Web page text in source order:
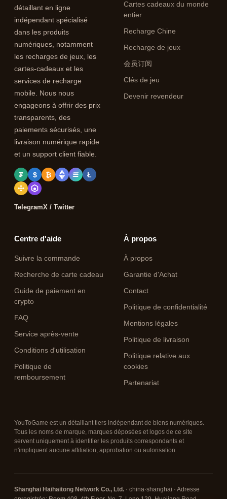
détaillant en ligne
indépendant spécialisé
dans les produits
numériques, notamment
les recharges de jeux, les
cartes-cadeaux et les
services de recharge
mobile. Nous nous
engageons à offrir des prix
transparents, des
paiements sécurisés, une
livraison numérique rapide
et un support client fiable.
₮ $ ₿ Ł
TelegramX / Twitter
Cartes cadeaux du monde
entier
Recharge Chine
Recharge de jeux
会员订阅
Clés de jeu
Devenir revendeur
Centre d'aide
Suivre la commande
Recherche de carte cadeau
Guide de paiement en
crypto
FAQ
Service après-vente
Conditions d'utilisation
Politique de
remboursement
À propos
À propos
Garantie d'Achat
Contact
Politique de confidentialité
Mentions légales
Politique de livraison
Politique relative aux
cookies
Partenariat
YouToGame est un détaillant tiers indépendant de biens numériques.
Tous les noms de marque, marques déposées et logos de ce site
servent uniquement à identifier les produits correspondants et
n'impliquent aucune affiliation, approbation ou autorisation.
Shanghai Haihaitong Network Co., Ltd. · china·shanghai · Adresse